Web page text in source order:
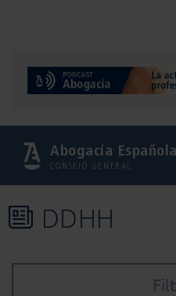
Abogacía Española
CONSEJO GENERAL
DDHH